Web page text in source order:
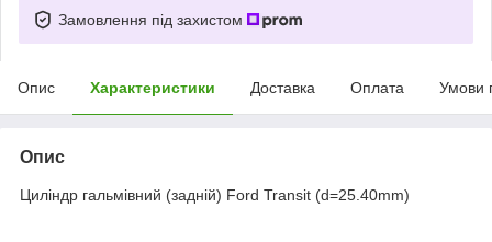
Замовлення під захистом
Опис Характеристики Доставка Оплата Умови
Опис
Циліндр гальмівний (задній) Ford Transit (d=25.40mm)